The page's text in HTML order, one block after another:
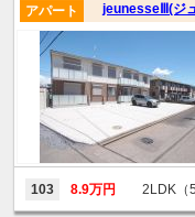
jeunesseⅢ(ジ
アパート
103 8.9万円 2LDK（